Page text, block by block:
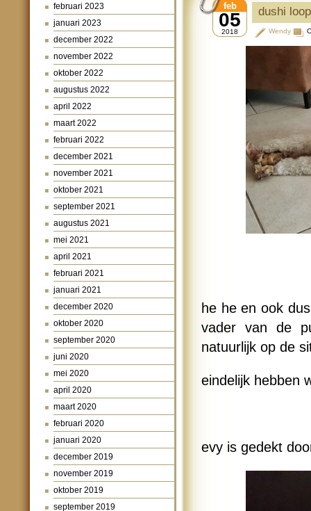
februari 2023
januari 2023
december 2022
november 2022
oktober 2022
augustus 2022
april 2022
maart 2022
februari 2022
december 2021
november 2021
oktober 2021
september 2021
augustus 2021
mei 2021
april 2021
februari 2021
januari 2021
december 2020
oktober 2020
september 2020
juni 2020
mei 2020
april 2020
maart 2020
februari 2020
januari 2020
december 2019
november 2019
oktober 2019
september 2019
dushi
05
feb
2018 Wendy
he he en ook
vader van de
natuurlijk op de
eindelijk hebben
evy is gedekt